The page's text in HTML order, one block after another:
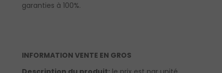
garanties à 100%.
INFORMATION VENTE EN GROS